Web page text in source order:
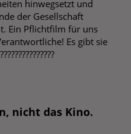
hinwegsetzt und
der Gesellschaft
Ein Pflichtfilm für uns
Es gibt sie
nicht das Kino.